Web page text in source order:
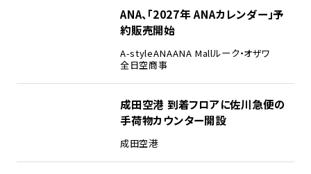
ANA、「2027年 ANAカレンダー」予
約販売開始
A-styleANAANA Mallルーク・オザワ
全日空商事
成田空港 到着フロアに佐川急便の
手荷物カウンター開設
成田空港